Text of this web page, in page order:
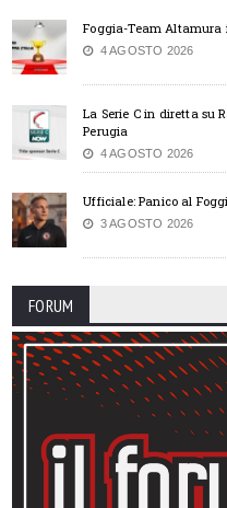
Foggia-Team Altamura
4 AGOSTO 2026
La Serie C in diretta su
Perugia
4 AGOSTO 2026
Ufficiale: Panico al
3 AGOSTO 2026
FORUM